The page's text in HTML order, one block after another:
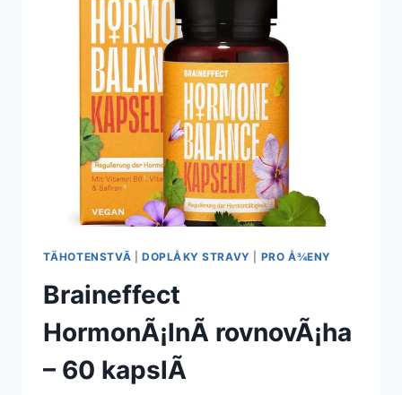
Â
BEZPEÄNÄ
A
ZDRAVÄ
TÄHOTENSTVÃ­ DOPLÅKY STRAVY PRO Å¾ENY
Braineffect
HormonÃ¡lnÃ­ rovnovÃ¡ha
– 60 kapslÃ­